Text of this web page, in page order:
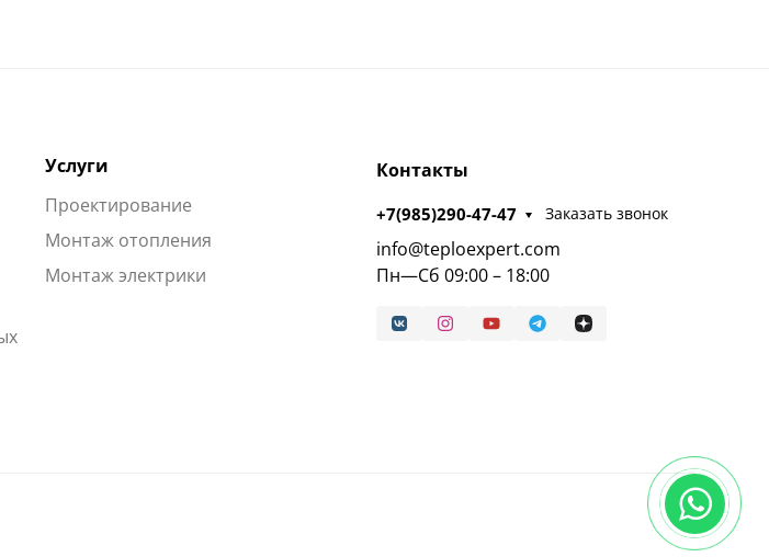
Услуги
Проектирование
Монтаж отопления
Монтаж электрики
Контакты
+7(985)290-47-47 Заказать звонок
info@teploexpert.com
Пн—Сб 09:00 – 18:00